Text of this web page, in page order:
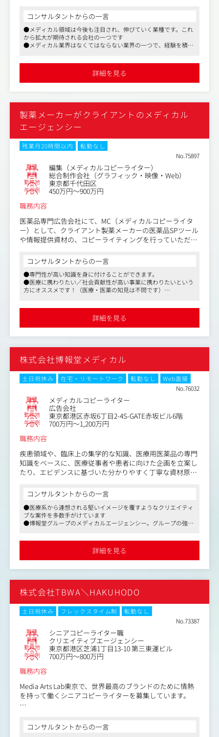
般。
クライアントのパートナーとして、コンテンツ開発のプロ
セス全体に関与し、メディカルライティング業務（外部ラ
イターの併用可）、他職種と連携したディレクション業務
また、チームメンバーとともに、問題解決やビジネス目標
コンサルタントからの一言
●メディカル領域は今後も注目され、伸びていく業種です。これ
から拡大が期待される会社の一つです
●メディカル業界はなくてはならない業界の一つで、経験を積め
で企業規模が小さいので自由度が高く、フレックスとリモート勤
詳細を見る
製薬メーカーがクライアントのメディカル
エージェンシー
残業月20時間以内
転勤なし
No.75897
職種 編集（メディカルコピーライター）
業種 総合制作会社（グラフィック・映像・Web）
勤務地 東京都千代田区
年収例
450万円～900万円
職務内容
医薬品専門広告会社にて、MC（メディカルコピーライタ
ー）として、クライアント製薬メーカーの医薬品SPツール
や情報提供資材の、コピーライティングを行っていただき
【仕事内容（変更の範囲）】会社の定める業務
コンサルタントからの一言
●専門性が高い知識を身に付けることができます。
●医療に携わりたい／社会貢献性が高い事業に携わりたいという
方にオススメです！（医療・医薬の知見は不問です）
これから社員として働きたいという方にオススメです
詳細を見る
株式会社博報堂メディカル
土日祝休み 在宅・リモートワーク 転勤なし
Web面接
No.76032
職種 メディカルコピーライター
業種 広告会社
勤務地 東京都港区赤坂6丁目2-4S-GATE赤坂ビル6階
年収例
700万円～1,200万円
職務内容
疾患領域や、臨床上の集学的な知識、医療用医薬品の専門
知識をベースに、医療従事者や患者に向けた企画を立案し
たり、エビデンスに基づいた分かりやすく丁寧な資材原稿
※変更の範囲：会社の定める業務
コンサルタントからの一言
●医療系から連想される堅いイメージを覆すようなクリエイティ
ブな案件を多数手がけています
●博報堂グループのメディカルエージェンシー。グループの強み
詳細を見る
株式会社TBWA＼HAKUHODO
土日祝休み フレックスタイム制
転勤なし
No.73387
職種 シニアコピーライター職
業種 クリエイティブエージェンシー
勤務地 東京都港区芝浦1丁目13-10 第三東運ビル
年収例
700万円～800万円
職務内容
Media Arts Lab東京で、世界最高のブランドのために情熱
を持って働くシニアコピーライターを募集しています。
バルネットワークです。
同社は、「ｓ」という中核的な前提に基づいて設立され、
コンサルタントからの一言